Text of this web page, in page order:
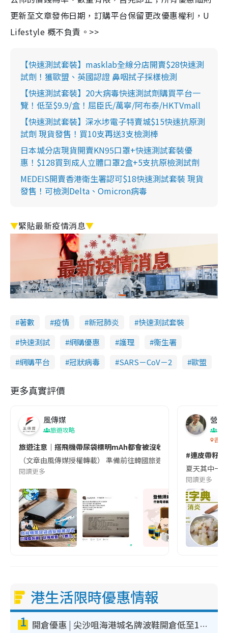
更新至文章發佈日期，訂購平台保留更改優惠權利，U
Lifestyle 概不負責。>>
【快速測試套裝】masklab全線分店開賣$28快速測
試劑！獲歐盟、英國認證 鼻咽拭子採樣檢測
【快速測試套裝】20大病毒快速測試劑購買平台一
覽！低至$9.9/盒！屈臣氏/萬寧/阿布泰/HKTVmall
【快速測試套裝】深水埗電子特賣城$15快速抗原測
試劑 現貨發售！買10支再送3支檢測棒
日本城分店現貨開賣KN95口罩+快速測試套裝優
惠！$128買到成人立體口罩2盒+5支抗原檢測試劑
MEDEIS開賣香港衛生署認可$18快速測試套裝 現貨
發售！可檢測Delta、Omicron病毒
▼緊貼最新疫情消息▼
著數 疫情 新冠肺炎
快速測試套裝
快速測試
網購優惠 護理
衞生署
網購平台
冠狀病毒 SARS－CoV－2 歐盟
更多真實評價
風傳媒
旅遊攻略
旅遊注意｜搭飛機帶尿袋標明mAh都會被沒收😱出發前切記檢查
（文章由風傳媒授權轉載） 準備前往韓國旅遊的民眾，近期要
閱讀更多
營養
香港
#連皮帶籽
夏天其中一
閱讀更多
港生活限時優惠情報
1 開倉優惠 | 尖沙咀海港城名牌波鞋開倉低至1折！On鞋$899起／Joy&Peace鞋履$98起